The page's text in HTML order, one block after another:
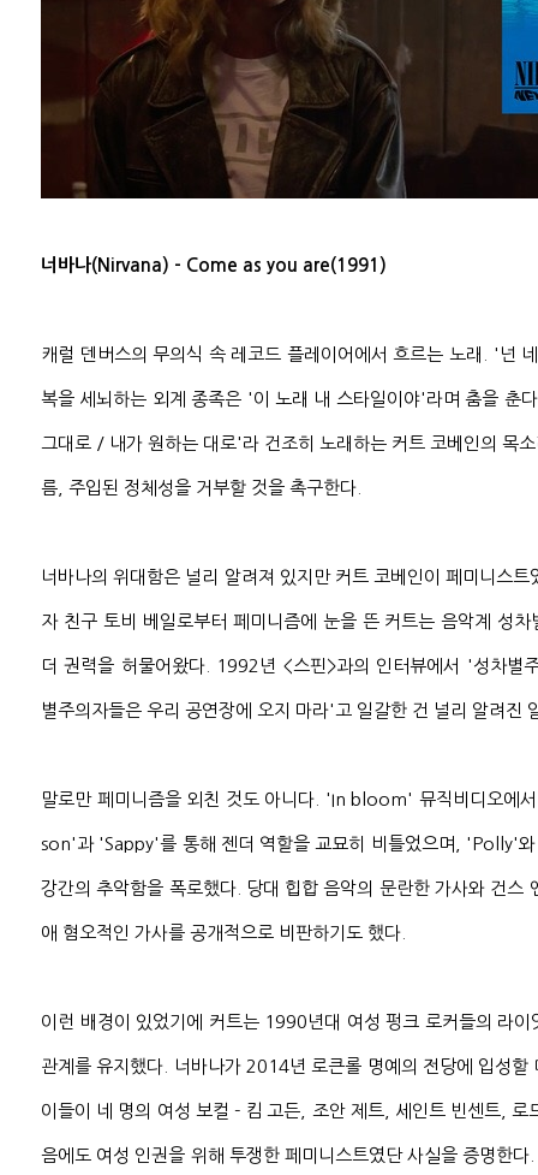
너바나(Nirvana) - Come as you are(1991)
캐럴 덴버스의 무의식 속 레코드 플레이어에서 흐르는 노래. '넌
복을 세뇌하는 외계 종족은 '이 노래 내 스타일이야'라며 춤을 춘
그대로 / 내가 원하는 대로'라 건조히 노래하는 커트 코베인의 목
름, 주입된 정체성을 거부할 것을 촉구한다.
너바나의 위대함은 널리 알려져 있지만 커트 코베인이 페미니스
자 친구 토비 베일로부터 페미니즘에 눈을 뜬 커트는 음악계 성
더 권력을 허물어왔다. 1992년 <스핀>과의 인터뷰에서 '성차별
별주의자들은 우리 공연장에 오지 마라'고 일갈한 건 널리 알려진
말로만 페미니즘을 외친 것도 아니다. 'In bloom' 뮤직비디오에
son'과 'Sappy'를 통해 젠더 역할을 교묘히 비틀었으며, 'Polly'
강간의 추악함을 폭로했다. 당대 힙합 음악의 문란한 가사와 건스
애 혐오적인 가사를 공개적으로 비판하기도 했다.
이런 배경이 있었기에 커트는 1990년대 여성 펑크 로커들의 라
관계를 유지했다. 너바나가 2014년 로큰롤 명예의 전당에 입성할
이들이 네 명의 여성 보컬 - 킴 고든, 조안 제트, 세인트 빈센트, 로
음에도 여성 인권을 위해 투쟁한 페미니스트였단 사실을 증명한